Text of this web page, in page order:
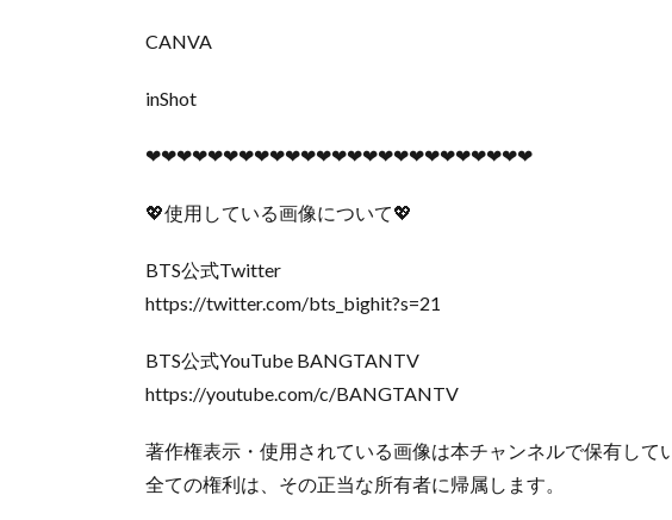
CANVA
inShot
❤︎❤︎❤︎❤︎❤︎❤︎❤︎❤︎❤︎❤︎❤︎❤︎❤︎❤︎❤︎❤︎❤︎❤︎❤︎❤︎❤︎❤︎❤︎❤︎❤︎
💖使用している画像について💖
BTS公式Twitter
https://twitter.com/bts_bighit?s=21
BTS公式YouTube BANGTANTV
https://youtube.com/c/BANGTANTV
著作権表示・使用されている画像は本チャンネルで保有して
全ての権利は、その正当な所有者に帰属します。